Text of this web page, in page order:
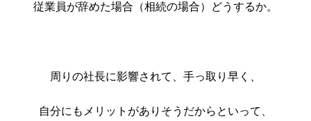
従業員が辞めた場合（相続の場合）どうするか。
周りの社長に影響されて、手っ取り早く、
自分にもメリットがありそうだからといって、